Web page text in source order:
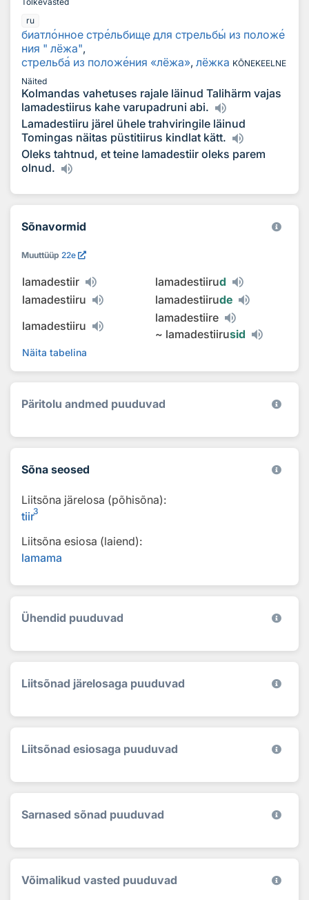
ru
биатлонное стрельбище для стрельбы из положе
ния " лёжа",
стрельба из положения «лёжа», лёжка KÕNEKEELNE
Näited
Kolmandas vahetuses rajale läinud Talihärm vajas
lamadestiirus kahe varupadruni abi.
Lamadestiiru järel ühele trahviringile läinud
Tomingas näitas püstitiirus kindlat kätt.
Oleks tahtnud, et teine lamadestiir oleks parem
olnud.
Sõnavormid
Muuttüüp 22e
lamadestiir lamadestiirud
lamadestiiru
lamadestiirude
lamadestiiru
lamadestiire
~ lamadestiirusid
Näita tabelina
Päritolu andmed puuduvad
Sõna seosed
Liitsõna järelosa (põhisõna):
tiir3
Liitsõna esiosa (laiend):
lamama
Ühendid puuduvad
Liitsõnad järelosaga puuduvad
Liitsõnad esiosaga puuduvad
Sarnased sõnad puuduvad
Võimalikud vasted puuduvad